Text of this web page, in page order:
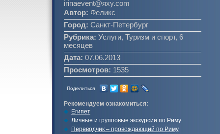
irinaevent@яху.com
Автор: Феликс
Город: Санкт-Петербург
Рубрика: Услуги, Туризм и спорт, 6
месяцев
Дата: 07.06.2013
Просмотров: 1535
Поделиться
Рекомендуем ознакомиться:
Египет
Личные и групповые экскурсии по Риму
Переводчик – провождающий по Риму